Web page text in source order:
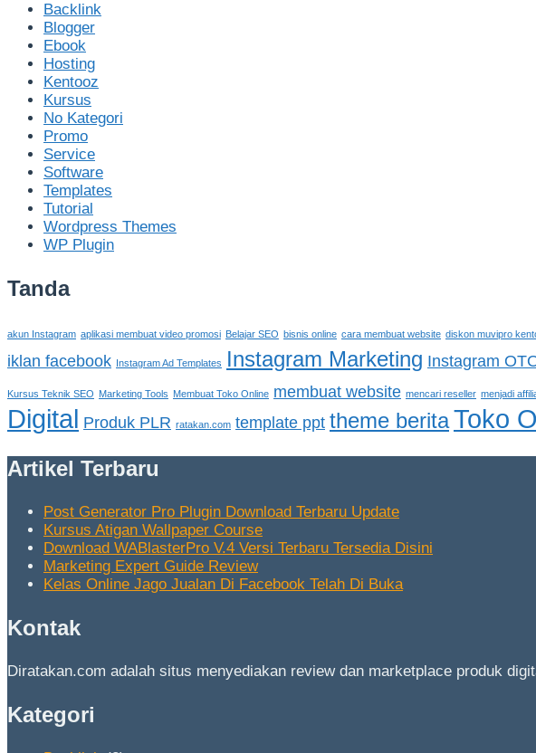
Backlink
Blogger
Ebook
Hosting
Kentooz
Kursus
No Kategori
Promo
Service
Software
Templates
Tutorial
Wordpress Themes
WP Plugin
Tanda
akun Instagram aplikasi membuat video promosi Belajar SEO bisnis online cara membuat website diskon muvipro
iklan facebook Instagram Ad Templates Instagram Marketing Instagram
Kursus Teknik SEO Marketing Tools Membuat Toko Online membuat website mencari reseller menjadi
Digital Produk PLR ratakan.com template ppt theme beritaToko
Artikel Terbaru
Post Generator Pro Plugin Download Terbaru Update
Kursus Atigan Wallpaper Course
Download WABlasterPro V.4 Versi Terbaru Tersedia Disini
Marketing Expert Guide Review
Kelas Online Jago Jualan Di Facebook Telah Di Buka
Kontak
Diratakan.com adalah situs menyediakan review dan marketplace produk
Kategori